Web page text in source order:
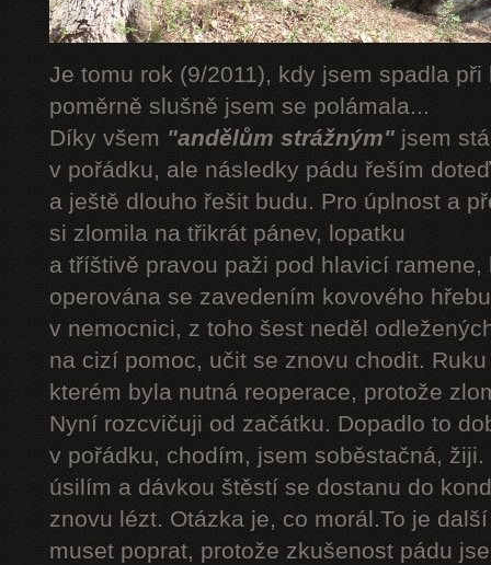
Je tomu rok (9/2011), kdy jsem spadla
poměrně slušně jsem se polámala...
Díky všem "andělům strážným" jsem
v pořádku, ale následky pádu řeším doteď
a ještě dlouho řešit budu. Pro úplnost a
si zlomila na třikrát pánev, lopatku
a tříštivě pravou paži pod hlavicí ramene,
operována se zavedením kovového
v nemocnici, z toho šest neděl
na cizí pomoc, učit se znovu chodit.
kterém byla nutná reoperace, protože
Nyní rozcvičuji od začátku. Dopadlo to
v pořádku, chodím, jsem soběstačná,
úsilím a dávkou štěstí se dostanu do
znovu lézt. Otázka je, co morál.To je
muset poprat, protože zkušenost pádu